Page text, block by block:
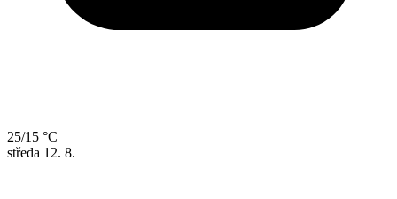
25/15 °C
středa 12. 8.